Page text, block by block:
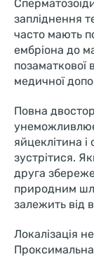
запліднення
часто мають
ембріона до
позаматкової
медичної
Повна
яйцеклітина
зустрітися.
друга
природним
залежить від
Локалізація
Проксимальна